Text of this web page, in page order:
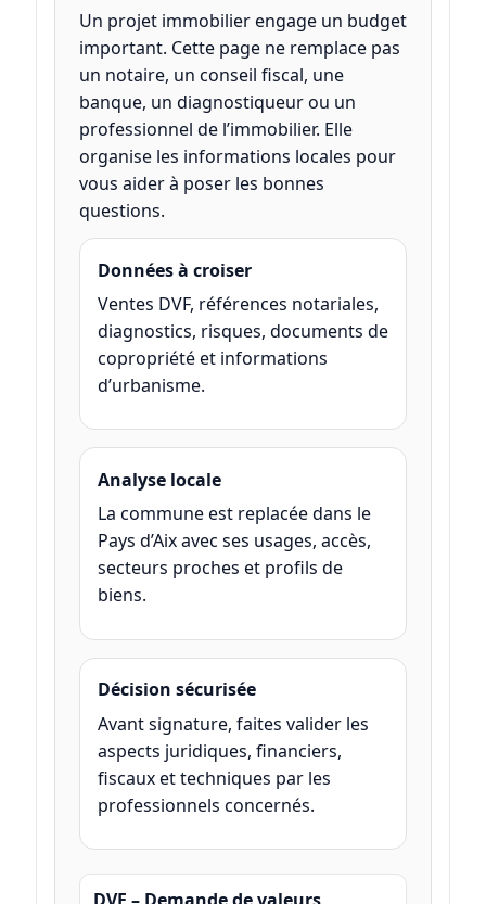
Un projet immobilier engage un budget
important. Cette page ne remplace pas
un notaire, un conseil fiscal, une
banque, un diagnostiqueur ou un
professionnel de l’immobilier. Elle
organise les informations locales pour
vous aider à poser les bonnes
questions.
Données à croiser
Ventes DVF, références notariales,
diagnostics, risques, documents de
copropriété et informations
d’urbanisme.
Analyse locale
La commune est replacée dans le
Pays d’Aix avec ses usages, accès,
secteurs proches et profils de
biens.
Décision sécurisée
Avant signature, faites valider les
aspects juridiques, financiers,
fiscaux et techniques par les
professionnels concernés.